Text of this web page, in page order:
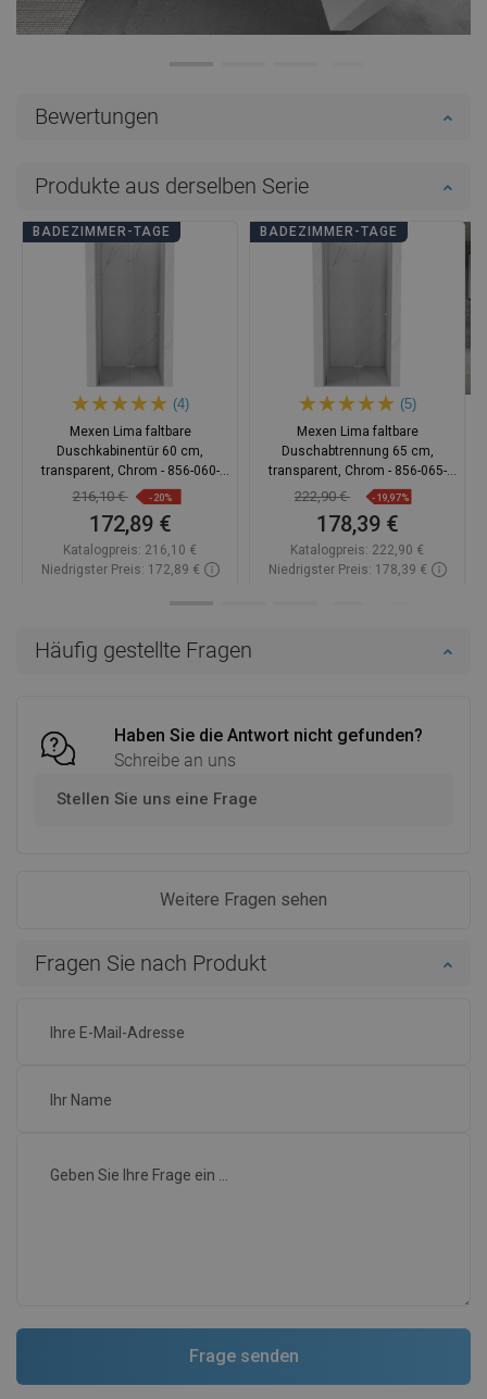
Häufig gestellte Fragen
Haben Sie die Antwort nicht gefunden?
Schreibe an uns
Stellen Sie uns eine Frage
Weitere Fragen sehen
Bewertungen
Fragen Sie nach Produkt
Produkte aus derselben Serie
BADEZIMMER-TAGE
(4)
Mexen Lima faltbare
Duschkabinentür 60 cm,
transparent, Chrom - 856-060-
000-01-00
216,10 € -20%
172,89 €
Katalogpreis: 216,10 €
Niedrigster Preis: 172,89 €
BADEZIMMER-TAGE
(5)
Mexen Lima faltbare
Duschabtrennung 65 cm,
transparent, Chrom - 856-065-
000-01-00
222,90 € -19,97%
178,39 €
Katalogpreis: 222,90 €
Niedrigster Preis: 178,39 €